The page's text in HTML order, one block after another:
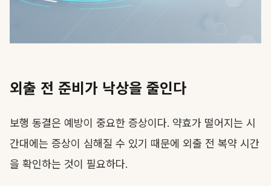
외출 전 준비가 낙상을 줄인다
보행 동결은 예방이 중요한 증상이다. 약효가 떨어지는 시
간대에는 증상이 심해질 수 있기 때문에 외출 전 복약 시간
을 확인하는 것이 필요하다.